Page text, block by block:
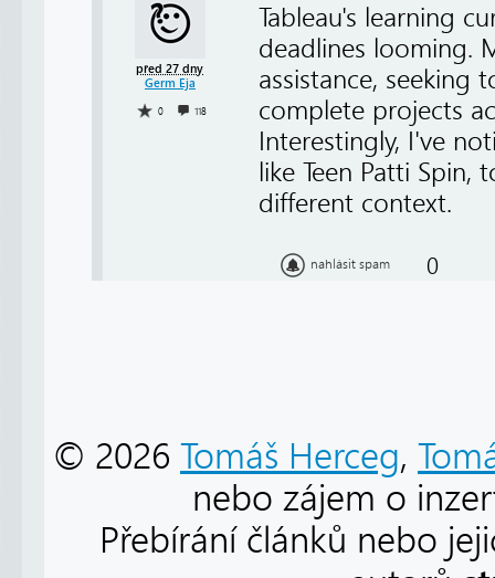
před 27 dny
Germ Eja
0 118
Tableau's learning
deadlines looming.
assistance, seeking
complete projects
Interestingly, I've
like Teen Patti
different context.
nahlásit spam 0
© 2026 Tomáš Herceg,
nebo zájem o
Přebírání článků nebo